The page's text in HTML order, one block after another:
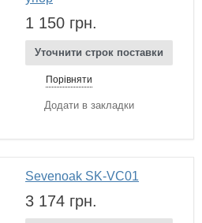
1 150 грн.
Уточнити строк поставки
Порівняти
Додати в закладки
Sevenoak SK-VC01
3 174 грн.